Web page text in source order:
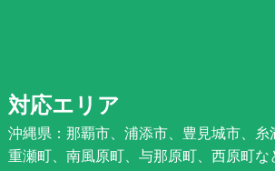
対応エリア
沖縄県：那覇市、浦添市、豊見城市、糸
重瀬町、南風原町、与那原町、西原町